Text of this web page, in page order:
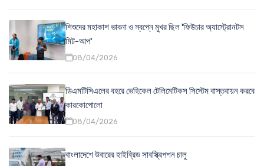
শিশুদের মহাকাশ ভাবনা ও স্বপ্নে মুখর ছিল 'ফিউচার অ্যাস্ট্রোনটস
মিট-আপ'
08/04/2026
ডিএমটিসিএলের বহরে ভেহিকেল টেলিমেটিকস সিস্টেম বাস্তবায়ন করবে
কারকোপোলো
08/04/2026
বাংলাদেশে উবারের হাইব্রিড সাবস্ক্রিপশন চালু